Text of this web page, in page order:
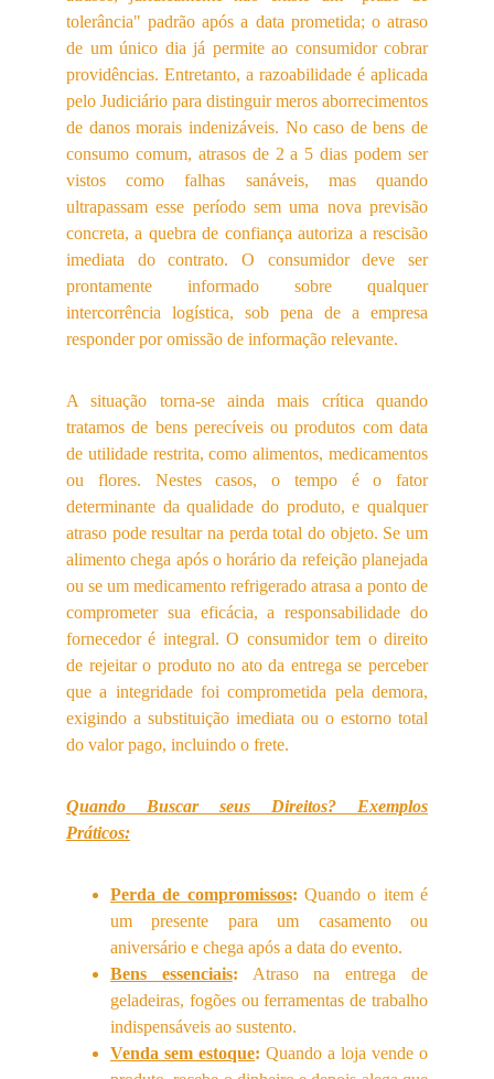
tolerância" padrão após a data prometida; o atraso
de um único dia já permite ao consumidor cobrar
providências. Entretanto, a razoabilidade é aplicada
pelo Judiciário para distinguir meros aborrecimentos
de danos morais indenizáveis. No caso de bens de
consumo comum, atrasos de 2 a 5 dias podem ser
vistos como falhas sanáveis, mas quando
ultrapassam esse período sem uma nova previsão
concreta, a quebra de confiança autoriza a rescisão
imediata do contrato. O consumidor deve ser
prontamente informado sobre qualquer
intercorrência logística, sob pena de a empresa
responder por omissão de informação relevante.
A situação torna-se ainda mais crítica quando
tratamos de bens perecíveis ou produtos com data
de utilidade restrita, como alimentos, medicamentos
ou flores. Nestes casos, o tempo é o fator
determinante da qualidade do produto, e qualquer
atraso pode resultar na perda total do objeto. Se um
alimento chega após o horário da refeição planejada
ou se um medicamento refrigerado atrasa a ponto de
comprometer sua eficácia, a responsabilidade do
fornecedor é integral. O consumidor tem o direito
de rejeitar o produto no ato da entrega se perceber
que a integridade foi comprometida pela demora,
exigindo a substituição imediata ou o estorno total
do valor pago, incluindo o frete.
Quando Buscar seus Direitos? Exemplos
Práticos:
Perda de compromissos: Quando o item é
um presente para um casamento ou
aniversário e chega após a data do evento.
Bens essenciais: Atraso na entrega de
geladeiras, fogões ou ferramentas de trabalho
indispensáveis ao sustento.
Venda sem estoque: Quando a loja vende o